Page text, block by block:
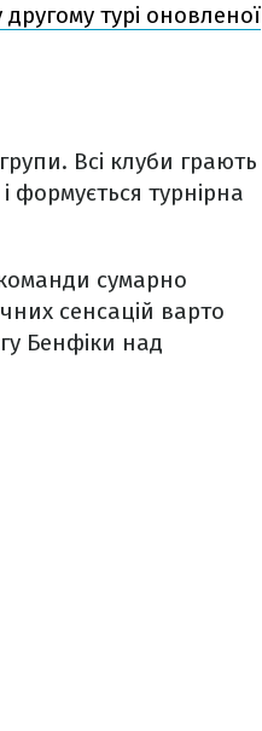
турі оновленої
Всі клуби грають
формується турнірна
сумарно
сенсацій варто
Бенфіки над